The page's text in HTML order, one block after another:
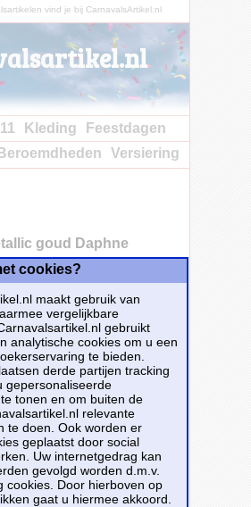
vind je bij CarnavalsArtikel.nl
Kleding
Feestdagen
Beroemdheden
Versiering
goud Daphne
voor slechts€ 12.60!
Legging Metallic goud
bijE-
voor€ 12,60.
cookies?
maakt gebruik van
vergelijkbare
gebruikt
analytische cookies om u een
te bieden.
derde partijen tracking
gepersonaliseerde
tonen en om buiten de
relevante
te doen. Ook worden er
geplaatst door social
Uw internetgedrag kan
gevolgd worden d.m.v.
cookies. Door hierboven op
gaat u hiermee akkoord.